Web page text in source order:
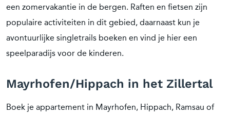
een zomervakantie in de bergen. Raften en fietsen zijn
populaire activiteiten in dit gebied, daarnaast kun je
avontuurlijke singletrails boeken en vind je hier een
speelparadijs voor de kinderen.
Mayrhofen/Hippach in het Zillertal
Boek je appartement in Mayrhofen, Hippach, Ramsau of